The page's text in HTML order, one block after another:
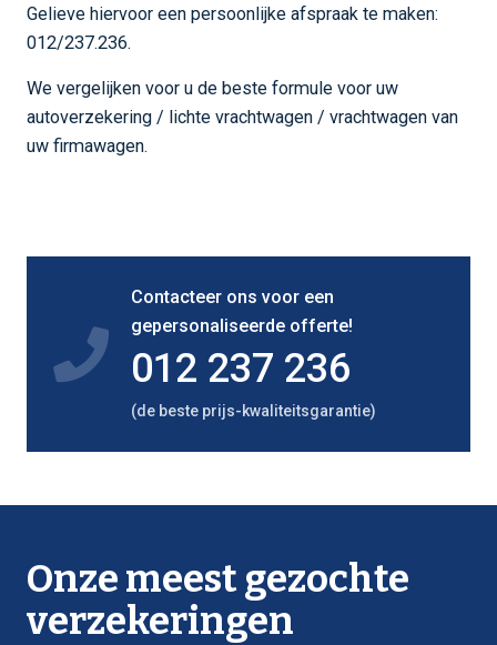
Gelieve hiervoor een persoonlijke afspraak te maken:
012/237.236.
We vergelijken voor u de beste formule voor uw
autoverzekering / lichte vrachtwagen / vrachtwagen van
uw firmawagen.
Contacteer ons voor een
gepersonaliseerde offerte!
012 237 236
(de beste prijs-kwaliteitsgarantie)
Onze meest gezochte
verzekeringen